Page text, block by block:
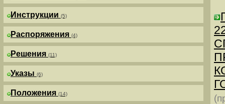
Инструкции (5)
Распоряжения (4)
Решения (11)
Указы (6)
Положения (14)